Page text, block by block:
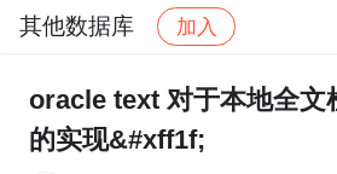
其他数据库 加入
其他数据库 帖子详情
oracle text 对于本地全文
的实现&#xff1f;